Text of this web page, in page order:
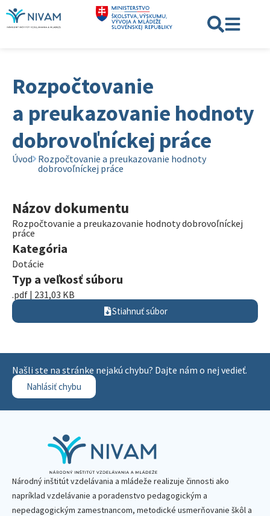
Rozpočtovanie
a preukazovanie hodnoty
dobrovoľníckej práce
Úvod Rozpočtovanie a preukazovanie hodnoty
dobrovoľníckej práce
Názov dokumentu
Rozpočtovanie a preukazovanie hodnoty dobrovoľníckej
práce
Kategória
Dotácie
Typ a veľkosť súboru
.pdf | 231,03 KB
Stiahnuť súbor
Našli ste na stránke nejakú chybu? Dajte nám o nej vedieť.
Nahlásiť chybu
Národný inštitút vzdelávania a mládeže realizuje činnosti ako
napríklad vzdelávanie a poradenstvo pedagogickým a
nepedagogickým zamestnancom, metodické usmerňovanie škôl a